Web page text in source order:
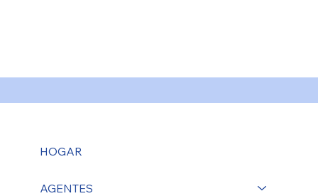
HOGAR
AGENTES